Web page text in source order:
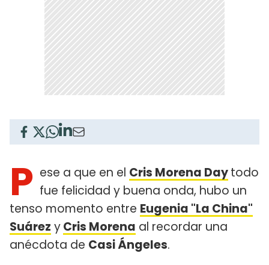
P ese a que en el Cris Morena Daytodo
fue felicidad y buena onda, hubo un
tenso momento entre Eugenia "La China"
Suárez yCris Morena al recordar una
anécdota de Casi Ángeles.